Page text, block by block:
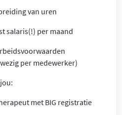
van uren
salaris(!) per maand
per medewerker)
met BIG registratie